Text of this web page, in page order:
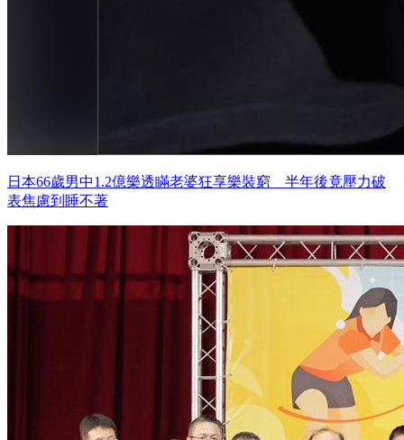
日本66歲男中1.2億樂透瞞老婆狂享樂裝窮 半年後竟壓力破
表焦慮到睡不著